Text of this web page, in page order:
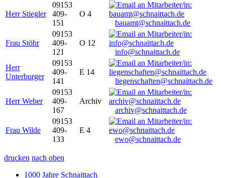
Herr Stiegler
09153
409-
151
O 4
bauamt@schnaittach.de
Frau Stöhr
09153
409-
121
O 12
info@schnaittach.de
Herr
Unterburger
09153
409-
141
E 14
liegenschaften@schnaittach.de
Herr Weber
09153
409-
167
Archiv
archiv@schnaittach.de
Frau Wilde
09153
409-
133
E 4
ewo@schnaittach.de
drucken nach oben
1000 Jahre Schnaittach